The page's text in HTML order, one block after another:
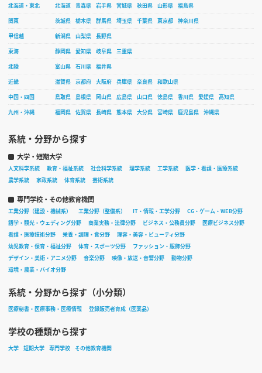
北海道・東北 北海道 青森県 岩手県 宮城県 秋田県 山形県
福島県
関東
茨城県 栃木県 群馬県 埼玉県 千葉県 東京都
神奈川県
甲信越
新潟県 山梨県
長野県
東海
静岡県 愛知県 岐阜県
三重県
北陸
富山県 石川県
福井県
近畿
滋賀県 京都府 大阪府 兵庫県 奈良県
和歌山県
中国・四国
鳥取県 島根県 岡山県 広島県 山口県 徳島県 香川県 愛媛県
高知県
九州・沖縄
福岡県 佐賀県 長崎県 熊本県 大分県 宮崎県 鹿児島県 沖縄県
系統・分野から探す
大学・短期大学
人文科学系統 教育・福祉系統 社会科学系統 理学系統 工学系統
医学・看護・医療系統
農学系統
家政系統 体育系統 芸術系統
専門学校・その他教育機関
工業分野（建設・機械系） 工業分野（整備系） IT・情報・工学分野
CG・ゲーム・WEB分野
語学・観光・ウェディング分野
商業実務・法律分野 ビジネス・公務員分野
医療ビジネス分野
看護・医療技術分野
栄養・調理・食分野
理容・美容・ビューティ分野
幼児教育・保育・福祉分野
体育・スポーツ分野
ファッション・服飾分野
デザイン・美術・アニメ分野
音楽分野 映像・放送・音響分野
動物分野
環境・農業・バイオ分野
系統・分野から探す（小分類）
医療秘書・医療事務・医療情報 登録販売者育成（医薬品）
学校の種類から探す
大学 短期大学 専門学校 その他教育機関